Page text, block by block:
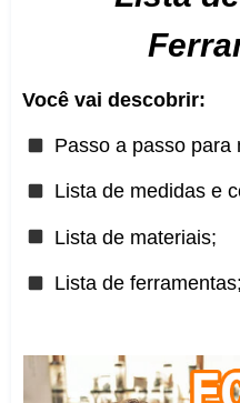
Você vai descobrir:
Passo a passo para
Lista de medidas e
Lista de materiais;
Lista de ferramentas;